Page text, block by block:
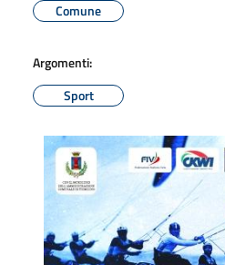
Comune
Argomenti:
Sport